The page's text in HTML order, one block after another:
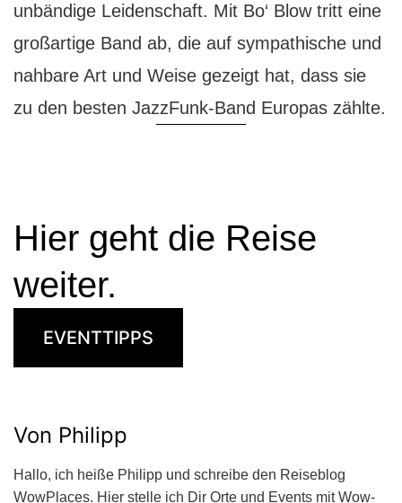
unbändige Leidenschaft. Mit Bo‘ Blow tritt eine
großartige Band ab, die auf sympathische und
nahbare Art und Weise gezeigt hat, dass sie
zu den besten JazzFunk-Band Europas zählte.
Hier geht die Reise
weiter.
EVENTTIPPS
Von Philipp
Hallo, ich heiße Philipp und schreibe den Reiseblog
WowPlaces. Hier stelle ich Dir Orte und Events mit Wow-